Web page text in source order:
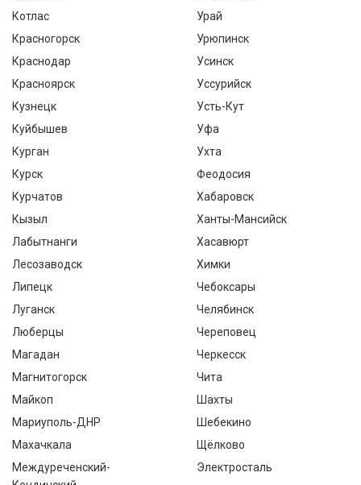
Котлас
Красногорск
Краснодар
Красноярск
Кузнецк
Куйбышев
Курган
Курск
Курчатов
Кызыл
Лабытнанги
Лесозаводск
Липецк
Луганск
Люберцы
Магадан
Магнитогорск
Майкоп
Мариуполь-ДНР
Махачкала
Междуреченский-
Урай
Урюпинск
Усинск
Уссурийск
Усть-Кут
Уфа
Ухта
Феодосия
Хабаровск
Ханты-Мансийск
Хасавюрт
Химки
Чебоксары
Челябинск
Череповец
Черкесск
Чита
Шахты
Шебекино
Щёлково
Электросталь